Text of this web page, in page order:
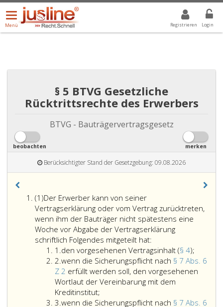
Registrieren Login
Menü
öffnen/schließen
Menü
ALLE DROPDOWN: GEWÄHLTER WERT IST ALLE
§ 5 BTVG Gesetzliche
Rücktrittsrechte des Erwerbers
BTVG - Bauträgervertragsgesetz
beobachten merken
Berücksichtigter Stand der Gesetzgebung: 09.08.2026
(1)Absatz
eins
Der Erwerber kann von seiner
Vertragserklärung oder vom Vertrag zurücktreten,
wenn ihm der Bauträger nicht spätestens eine
Woche vor Abgabe der Vertragserklärung
schriftlich Folgendes mitgeteilt hat:
1.Ziffer
eins
den vorgesehenen Vertragsinhalt (§ 4);
2.Ziffer
2
wenn die Sicherungspflicht nach § 7 Abs. 6
Z 2 erfüllt werden soll, den vorgesehenen
Wortlaut der Vereinbarung mit dem
Kreditinstitut;
die
3.Ziffer
wenn die Sicherungspflicht nach § 7 Abs. 6